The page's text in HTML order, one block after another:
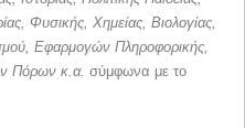
Φυσικής, Χημείας, Βιολογίας,
Εφαρμογών Πληροφορικής,
Πόρων κ.α. σύμφωνα με το